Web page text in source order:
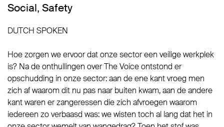
Social, Safety
DUTCH SPOKEN
Hoe zorgen we ervoor dat onze sector een veilige werkplek
is? Na de onthullingen over The Voice ontstond er
opschudding in onze sector: aan de ene kant vroeg men
zich af waarom dit nu pas naar buiten kwam, aan de andere
kant waren er zangeressen die zich afvroegen waarom
iedereen zo verbaasd was: we wisten toch al lang dat het in